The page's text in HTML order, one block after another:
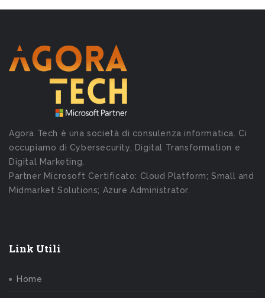
Agora Tech è una società di consulenza informatica. Ci
occupiamo di Cybersecurity, Digital Transformation e
Digital Marketing.
Partner Microsoft Certificato: Cloud Platform; Small and
Midmarket Solutions; Azure Administrator.
Link Utili
Home